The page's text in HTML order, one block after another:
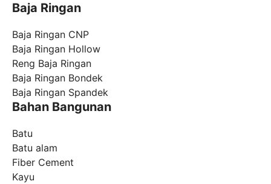
Baja Ringan
Baja Ringan CNP
Baja Ringan Hollow
Reng Baja Ringan
Baja Ringan Bondek
Baja Ringan Spandek
Bahan Bangunan
Batu
Batu alam
Fiber Cement
Kayu